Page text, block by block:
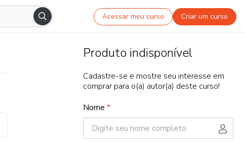
Acessar meu curso Criar um curso
Produto indisponível
Cadastre-se e mostre seu interesse em
comprar para o(a) autor(a) deste curso!
Nome *